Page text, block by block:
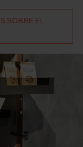
SOBRE EL